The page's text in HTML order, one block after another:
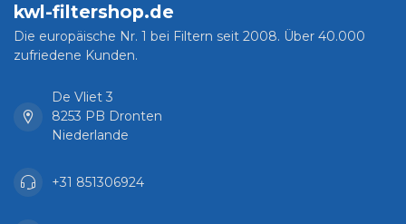
kwl-filtershop.de
Die europäische Nr. 1 bei Filtern seit 2008. Über 40.000
zufriedene Kunden.
De Vliet 3
8253 PB Dronten
Niederlande
+31 851306924